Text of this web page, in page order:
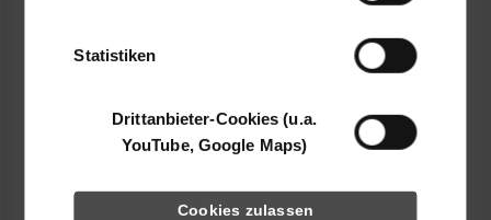
Statistiken
Drittanbieter-Cookies (u.a.
YouTube, Google Maps)
Cookies zulassen
Fujitsu Services GmbH